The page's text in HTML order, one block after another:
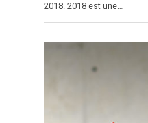
2018. 2018 est une…